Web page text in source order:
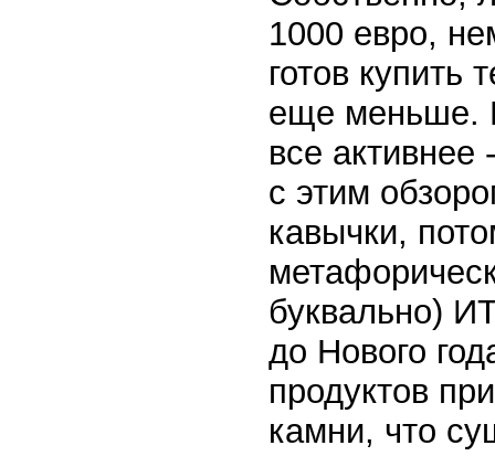
1000 евро,
готов купить
еще меньше.
все
с этим
кавычки,
буквально)
до Нового
продуктов
камни, что